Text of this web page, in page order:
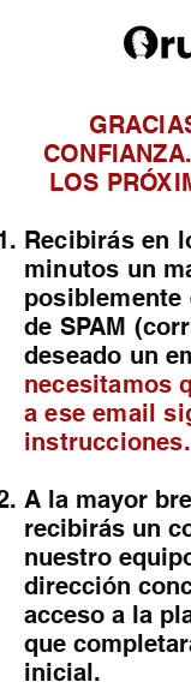
LOS
Recibirás en
minutos un
posiblemente
de SPAM
deseado un
necesitamos
a ese email
instrucciones.
A la mayor
recibirás un
nuestro
dirección
acceso a la
que
inicial.